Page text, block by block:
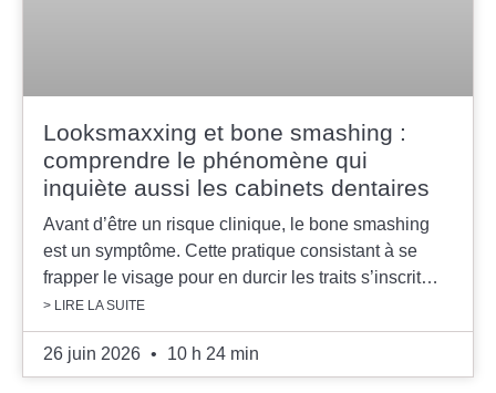
Looksmaxxing et bone smashing :
comprendre le phénomène qui
inquiète aussi les cabinets dentaires
Avant d’être un risque clinique, le bone smashing
est un symptôme. Cette pratique consistant à se
frapper le visage pour en durcir les traits s’inscrit…
> LIRE LA SUITE
26 juin 2026 10 h 24 min